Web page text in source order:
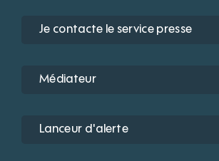
Je contacte le service presse
Médiateur
Lanceur d'alerte